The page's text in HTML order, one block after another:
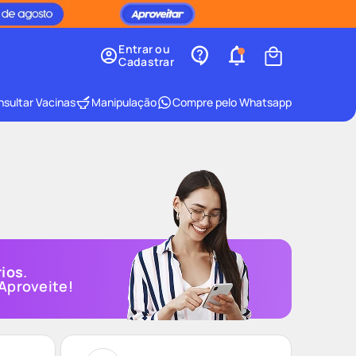
Entrar ou
Cadastrar
Vacinas Manipulação Compre pelo Whatsapp
.